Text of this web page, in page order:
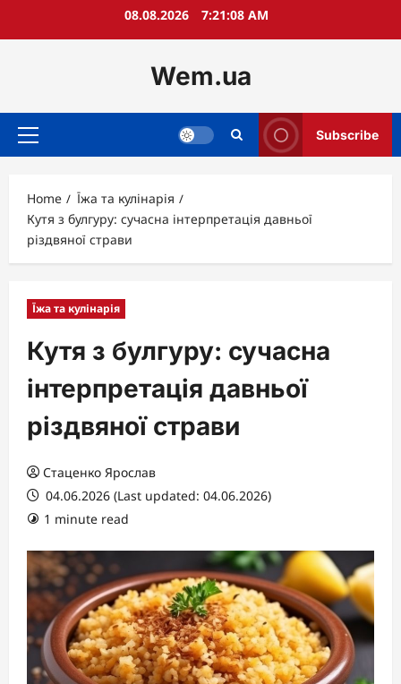
08.08.2026 7:21:09 AM
Wem.ua
Primary
Subscribe
Home
Їжа та кулінарія
Кутя з булгуру: сучасна інтерпретація давньої
різдвяної страви
Їжа та кулінарія
Кутя з булгуру: сучасна
інтерпретація давньої
різдвяної страви
Стаценко Ярослав
04.06.2026 (Last updated: 04.06.2026)
1 minute read